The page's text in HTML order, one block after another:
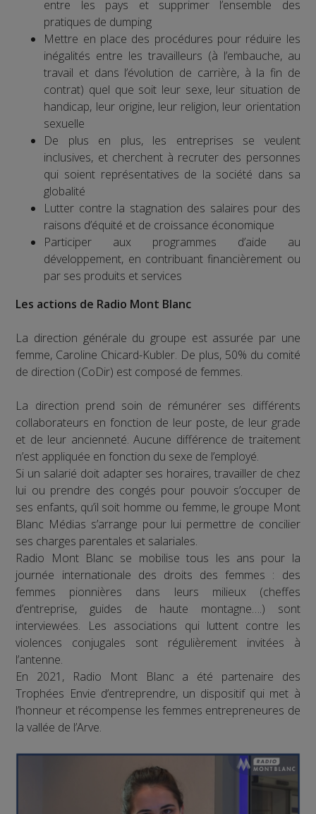
entre les pays et supprimer l’ensemble des
pratiques de dumping
Mettre en place des procédures pour réduire les
inégalités entre les travailleurs (à l’embauche, au
travail et dans l’évolution de carrière, à la fin de
contrat) quel que soit leur sexe, leur situation de
handicap, leur origine, leur religion, leur orientation
sexuelle
De plus en plus, les entreprises se veulent
inclusives, et cherchent à recruter des personnes
qui soient représentatives de la société dans sa
globalité
Lutter contre la stagnation des salaires pour des
raisons d’équité et de croissance économique
Participer aux programmes d’aide au
développement, en contribuant financièrement ou
par ses produits et services
Les actions de Radio Mont Blanc
La direction générale du groupe est assurée par une
femme, Caroline Chicard-Kubler. De plus, 50% du comité
de direction (CoDir) est composé de femmes.
La direction prend soin de rémunérer ses différents
collaborateurs en fonction de leur poste, de leur grade
et de leur ancienneté. Aucune différence de traitement
n’est appliquée en fonction du sexe de l’employé.
Si un salarié doit adapter ses horaires, travailler de chez
lui ou prendre des congés pour pouvoir s’occuper de
ses enfants, qu’il soit homme ou femme, le groupe Mont
Blanc Médias s’arrange pour lui permettre de concilier
ses charges parentales et salariales.
Radio Mont Blanc se mobilise tous les ans pour la
journée internationale des droits des femmes : des
femmes pionnières dans leurs milieux (cheffes
d’entreprise, guides de haute montagne….) sont
interviewées. Les associations qui luttent contre les
violences conjugales sont régulièrement invitées à
l’antenne.
En 2021, Radio Mont Blanc a été partenaire des
Trophées Envie d’entreprendre, un dispositif qui met à
l’honneur et récompense les femmes entrepreneures de
la vallée de l’Arve.